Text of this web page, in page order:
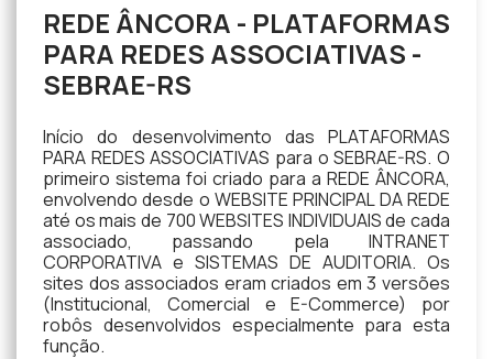
REDE ÂNCORA - PLATAFORMAS
PARA REDES ASSOCIATIVAS -
SEBRAE-RS
Início do desenvolvimento das PLATAFORMAS
PARA REDES ASSOCIATIVAS para o SEBRAE-RS. O
primeiro sistema foi criado para a REDE ÂNCORA,
envolvendo desde o WEBSITE PRINCIPAL DA REDE
até os mais de 700 WEBSITES INDIVIDUAIS de cada
associado, passando pela INTRANET
CORPORATIVA e SISTEMAS DE AUDITORIA. Os
sites dos associados eram criados em 3 versões
(Institucional, Comercial e E-Commerce) por
robôs desenvolvidos especialmente para esta
função.